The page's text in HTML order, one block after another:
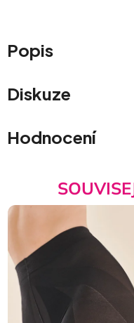
Popis
Diskuze
Hodnocení